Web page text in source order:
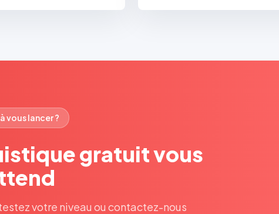
vous lancer ?
gratuit vous
votre niveau ou contactez-nous